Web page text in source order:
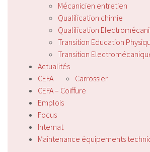
Mécanicien entretien
Qualification chimie
Qualification
Transition Education
Transition
Actualités
CEFA
Carrossier
CEFA – Coiffure
Emplois
Focus
Internat
Maintenance équipements